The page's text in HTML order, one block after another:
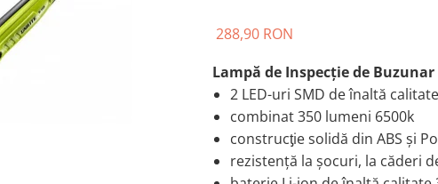
288,90 RON
Lampă de Inspecție de Buzunar
2 LED-uri SMD de înaltă
combinat 350 lumeni 6500k
construcƫie solidă din ABS şi
rezistență la șocuri, la căderi